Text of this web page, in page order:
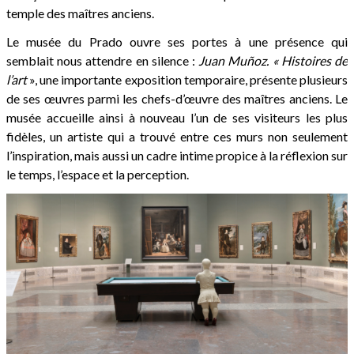
temple des maîtres anciens.
Le musée du Prado ouvre ses portes à une présence qui
semblait nous attendre en silence : Juan Muñoz. « Histoires de
l’art», une importante exposition temporaire, présente plusieurs
de ses œuvres parmi les chefs-d’œuvre des maîtres anciens. Le
musée accueille ainsi à nouveau l’un de ses visiteurs les plus
fidèles, un artiste qui a trouvé entre ces murs non seulement
l’inspiration, mais aussi un cadre intime propice à la réflexion sur
le temps, l’espace et la perception.